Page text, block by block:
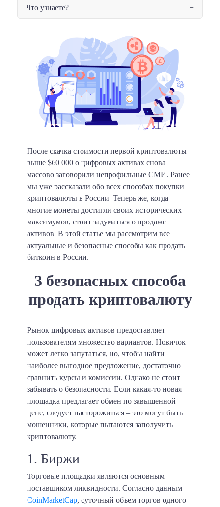
Что узнаете?
После скачка стоимости первой криптовалюты
выше $60 000 о цифровых активах снова
массово заговорили непрофильные СМИ. Ранее
мы уже рассказали обо всех способах покупки
криптовалюты в России. Теперь же, когда
многие монеты достигли своих исторических
максимумов, стоит задуматься о продаже
активов. В этой статье мы рассмотрим все
актуальные и безопасные способы как продать
биткоин в России.
3 безопасных способа
продать криптовалюту
Рынок цифровых активов предоставляет
пользователям множество вариантов. Новичок
может легко запутаться, но, чтобы найти
наиболее выгодное предложение, достаточно
сравнить курсы и комиссии. Однако не стоит
забывать о безопасности. Если какая-то новая
площадка предлагает обмен по завышенной
цене, следует насторожиться – это могут быть
мошенники, которые пытаются заполучить
криптовалюту.
1. Биржи
Торговые площадки являются основным
поставщиком ликвидности. Согласно данным
CoinMarketCap, суточный объем торгов одного